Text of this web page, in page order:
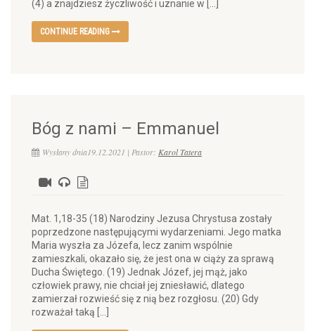
(4) a znajdziesz życzliwość i uznanie w […]
CONTINUE READING
Bóg z nami – Emmanuel
Wysłany dnia19.12.2021 | Pastor: Karol Tatera
Mat. 1,18-35 (18) Narodziny Jezusa Chrystusa zostały
poprzedzone następującymi wydarzeniami. Jego matka
Maria wyszła za Józefa, lecz zanim wspólnie
zamieszkali, okazało się, że jest ona w ciąży za sprawą
Ducha Świętego. (19) Jednak Józef, jej mąż, jako
człowiek prawy, nie chciał jej zniesławić, dlatego
zamierzał rozwieść się z nią bez rozgłosu. (20) Gdy
rozważał taką […]